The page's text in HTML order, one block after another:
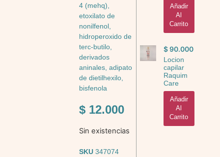
4 (mehq),
etoxilato de
nonilfenol,
hidroperoxido de
terc-butilo,
derivados
aninales, adipato
de dietilhexilo,
bisfenola
$12.000
Sin existencias
SKU 347074
Añadir
Al
Carrito
$90.000
Locion
capilar
Raquim
Care
Añadir
Al
Carrito